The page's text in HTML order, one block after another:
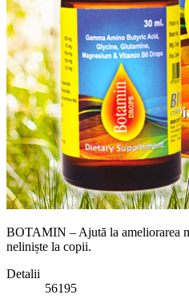
BOTAMIN – Ajută la ameliorarea
neliniște la copii.
Detalii
56195